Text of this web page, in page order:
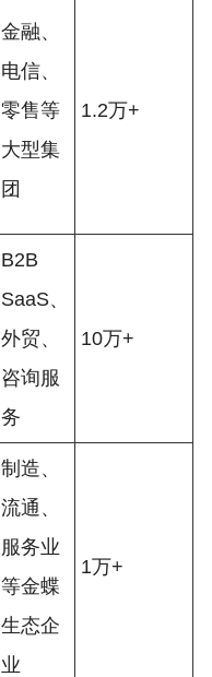
金融、
电信、
零售等
大型集
团
1.2万+
B2B
SaaS、
外贸、
咨询服
务
10万+
制造、
流通、
服务业
等金蝶
生态企
业
1万+